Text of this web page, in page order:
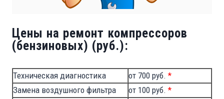
Цены на ремонт компрессоров
(бензиновых) (руб.):
Техническая диагностика от 700 руб. *
Замена воздушного фильтра
от 100 руб. *